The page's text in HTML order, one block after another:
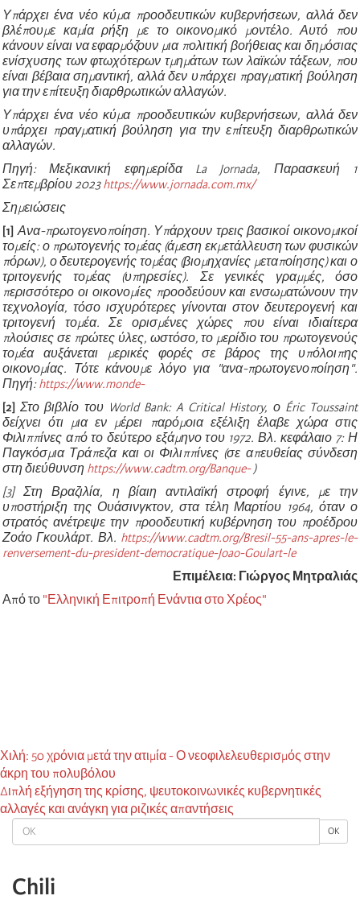
OK OK
Chili
Υπάρχει ένα νέο κύμα προοδευτικών κυβερνήσεων, αλλά δεν
βλέπουμε καμία ρήξη με το οικονομικό μοντέλο. Αυτό που
κάνουν είναι να εφαρμόζουν μια πολιτική βοήθειας και δημόσιας
ενίσχυσης των φτωχότερων τμημάτων των λαϊκών τάξεων, που
είναι βέβαια σημαντική, αλλά δεν υπάρχει πραγματική βούληση
για την επίτευξη διαρθρωτικών αλλαγών.
Υπάρχει ένα νέο κύμα προοδευτικών κυβερνήσεων, αλλά δεν
υπάρχει πραγματική βούληση για την επίτευξη διαρθρωτικών
αλλαγών.
Πηγή: Μεξικανική εφημερίδα La Jornada, Παρασκευή 1
Σεπτεμβρίου 2023https://www.jornada.com.mx/
Σημειώσεις
[1]Ανα-πρωτογενοποίηση. Υπάρχουν τρεις βασικοί οικονομικοί
τομείς: ο πρωτογενής τομέας (άμεση εκμετάλλευση των φυσικών
πόρων), ο δευτερογενής τομέας (βιομηχανίες μεταποίησης) και ο
τριτογενής τομέας (υπηρεσίες). Σε γενικές γραμμές, όσο
περισσότερο οι οικονομίες προοδεύουν και ενσωματώνουν την
τεχνολογία, τόσο ισχυρότερες γίνονται στον δευτερογενή και
τριτογενή τομέα. Σε ορισμένες χώρες που είναι ιδιαίτερα
πλούσιες σε πρώτες ύλες, ωστόσο, το μερίδιο του πρωτογενούς
τομέα αυξάνεται μερικές φορές σε βάρος της υπόλοιπης
οικονομίας. Τότε κάνουμε λόγο για "ανα-πρωτογενοποίηση".
Πηγή:https://www.monde-
[2]Στο βιβλίο του World Bank: A Critical History, ο Éric Toussaint
δείχνει ότι μια εν μέρει παρόμοια εξέλιξη έλαβε χώρα στις
Φιλιππίνες από το δεύτερο εξάμηνο του 1972. Βλ. κεφάλαιο 7: Η
Παγκόσμια Τράπεζα και οι Φιλιππίνες (σε απευθείας σύνδεση
στη διεύθυνση https://www.cadtm.org/Banque-)
[3] Στη Βραζιλία, η βίαιη αντιλαϊκή στροφή έγινε, με την
υποστήριξη της Ουάσινγκτον, στα τέλη Μαρτίου 1964, όταν ο
στρατός ανέτρεψε την προοδευτική κυβέρνηση του προέδρου
Ζοάο Γκουλάρτ. Βλ. https://www.cadtm.org/Bresil-55-ans-apres-le-
renversement-du-president-democratique-Joao-Goulart-le
Επιμέλεια: Γιώργος Μητραλιάς
Από το "Ελληνική Επιτροπή Ενάντια στο Χρέος"
Χιλή: 50 χρόνια μετά την ατιμία - Ο νεοφιλελευθερισμός στην
άκρη του πολυβόλου
Διπλή εξήγηση της κρίσης, ψευτοκοινωνικές κυβερνητικές
αλλαγές και ανάγκη για ριζικές απαντήσεις